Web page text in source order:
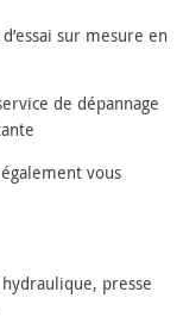
sur mesure en
de dépannage
vous
presse